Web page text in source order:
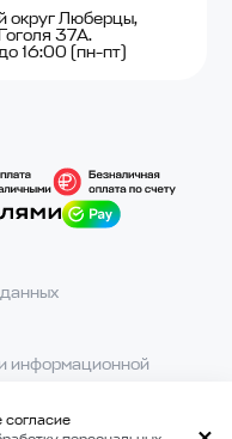
округ Люберцы,
37А.
16:00 (пн-пт)
информационной
материалов с